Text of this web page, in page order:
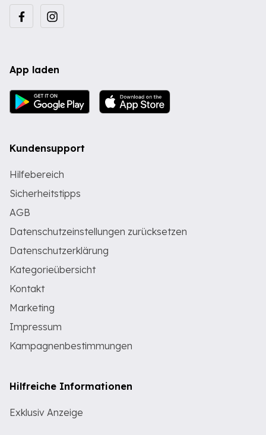
App laden
Kundensupport
Hilfebereich
Sicherheitstipps
AGB
Datenschutzeinstellungen zurücksetzen
Datenschutzerklärung
Kategorieübersicht
Kontakt
Marketing
Impressum
Kampagnenbestimmungen
Hilfreiche Informationen
Exklusiv Anzeige